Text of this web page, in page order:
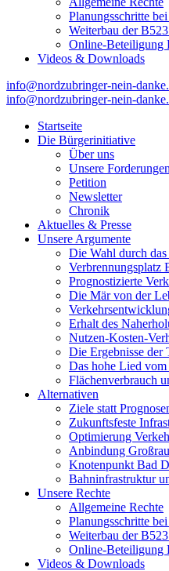
Planungsschritte
Weiterbau der
Online-Beteiligung
Videos & Downloads
info@nordzubringer-nein-
der B523, positioniert.
info@nordzubringer-nein-
Startseite
Die Bürgerinitiative
Über uns
Unsere Forderungen
Petition
Newsletter
Chronik
Aktuelles & Presse
Unsere Argumente
Die Wahl durch
Verbrennungsplatz
Prognostizierte
Die Mär von der
Erhalt des
Nutzen-Kosten-
Die Ergebnisse
Das hohe Lied
Flächenverbrauch
Alternativen
Ziele statt
Zukunftsfeste
Optimierung
Anbindung
Knotenpunkt Bad
Bahninfrastruktur
Unsere Rechte
Allgemeine Rechte
Planungsschritte
Weiterbau der
Online-Beteiligung
Videos & Downloads